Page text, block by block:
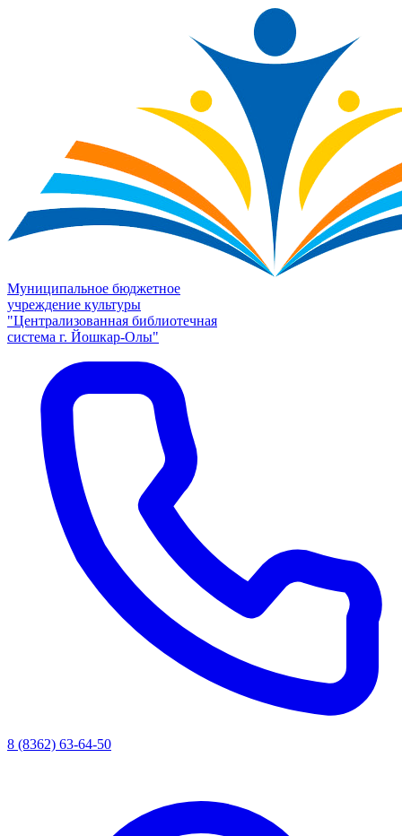
Муниципальное бюджетное
учреждение культуры
"Централизованная библиотечная
система г. Йошкар-Олы"
8 (8362) 63-64-50